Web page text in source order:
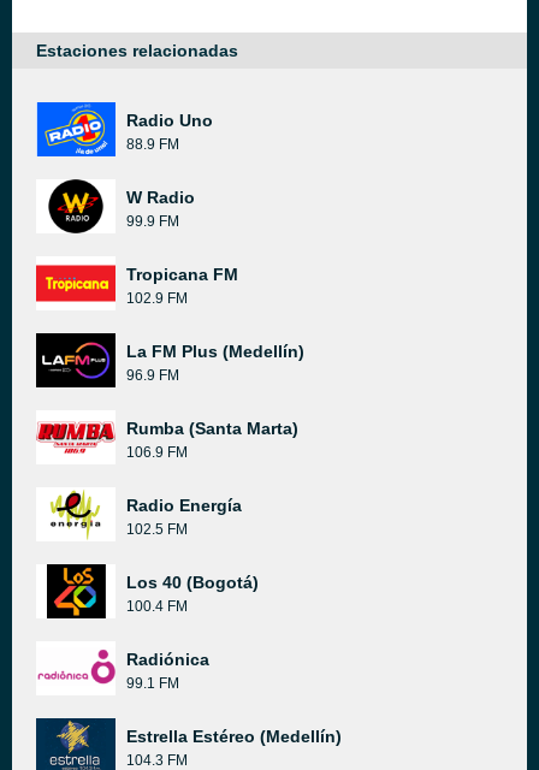
Estaciones relacionadas
Radio Uno
88.9 FM
W Radio
99.9 FM
Tropicana FM
102.9 FM
La FM Plus (Medellín)
96.9 FM
Rumba (Santa Marta)
106.9 FM
Radio Energía
102.5 FM
Los 40 (Bogotá)
100.4 FM
Radiónica
99.1 FM
Estrella Estéreo (Medellín)
104.3 FM